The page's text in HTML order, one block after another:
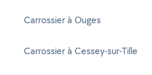
Carrossier à Ouges
Carrossier à Cessey-sur-Tille